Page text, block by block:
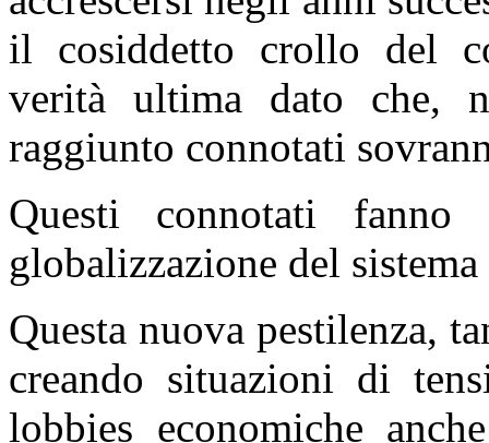
il cosiddetto crollo del
verità ultima dato che,
raggiunto connotati
Questi connotati
globalizzazione del
Questa nuova pestilenza,
creando situazioni di
lobbies economiche